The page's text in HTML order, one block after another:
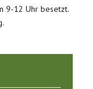
9-12 Uhr besetzt.